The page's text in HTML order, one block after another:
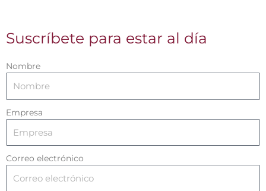
Suscríbete para estar al día
Nombre
Empresa
Correo electrónico